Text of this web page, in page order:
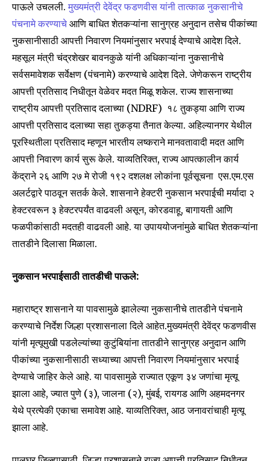
Join our community of
SUBSCRIBERS and be part of the
conversation.
To subscribe, simply enter your email address on our website
or click the subscribe button below. Don't worry, we respect
your privacy and won't spam your inbox. Your information is
safe with us.
I've read and accept the Privacy Policy.
Fans
32,111
Followers Followers
पाऊले उचलली. मुख्यमंत्री देवेंद्र फडणवीस यांनी तात्काळ नुकसानीचे
पंचनामे करण्याचे आणि बाधित शेतकऱ्यांना सानुग्रह अनुदान तसेच पीकांच्या
नुकसानीसाठी आपत्ती निवारण नियमांनुसार भरपाई देण्याचे आदेश दिले.
महसूल मंत्री चंद्रशेखर बावनकुळे यांनी अधिकाऱ्यांना नुकसानीचे
सर्वसमावेशक सर्वेक्षण (पंचनामे) करण्याचे आदेश दिले. जेणेकरून राष्ट्रीय
आपत्ती प्रतिसाद निधीतून वेळेवर मदत मिळू शकेल. राज्य शासनाच्या
राष्ट्रीय आपत्ती प्रतिसाद दलाच्या (NDRF) १८ तुकड्या आणि राज्य
आपत्ती प्रतिसाद दलाच्या सहा तुकड्या तैनात केल्या. अहिल्यानगर येथील
पूरस्थितीला प्रतिसाद म्हणून भारतीय लष्कराने मानवतावादी मदत आणि
आपत्ती निवारण कार्य सुरू केले. याव्यतिरिक्त, राज्य आपत्कालीन कार्य
केंद्राने २६ आणि २७ मे रोजी १९२ दशलक्ष लोकांना पूर्वसूचना एस.एम.एस
अलर्टद्वारे पाठवून सतर्क केले. शासनाने हेक्टरी नुकसान भरपाईची मर्यादा २
हेक्टरवरून ३ हेक्टरपर्यंत वाढवली असून, कोरडवाहू, बागायती आणि
फळपीकांसाठी मदतही वाढवली आहे. या उपाययोजनांमुळे बाधित शेतकऱ्यांना
तातडीने दिलासा मिळाला.
नुकसान भरपाईसाठी तातडीची पाऊले:
महाराष्ट्र शासनाने या पावसामुळे झालेल्या नुकसानीचे तातडीने पंचनामे
करण्याचे निर्देश जिल्हा प्रशासनाला दिले आहेत.मुख्यमंत्री देवेंद्र फडणवीस
यांनी मृत्यूमुखी पडलेल्यांच्या कुटुंबियांना तातडीने सानुग्रह अनुदान आणि
पीकांच्या नुकसानीसाठी सध्याच्या आपत्ती निवारण नियमांनुसार भरपाई
देण्याचे जाहिर केले आहे. या पावसामुळे राज्यात एकूण ३४ जणांचा मृत्यू
झाला आहे, ज्यात पुणे (३), जालना (२), मुंबई, रायगड आणि अहमदनगर
येथे प्रत्येकी एकाचा समावेश आहे. याव्यतिरिक्त, आठ जनावरांचाही मृत्यू
झाला आहे.